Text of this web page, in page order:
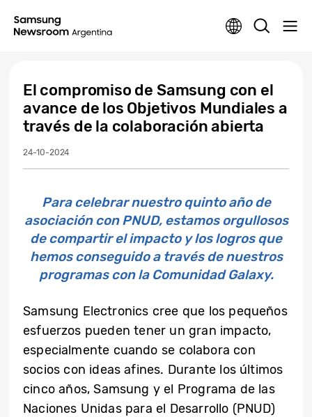
El compromiso de Samsung con el
avance de los Objetivos Mundiales a
través de la colaboración abierta
24-10-2024
Para celebrar nuestro quinto año de
asociación con PNUD, estamos orgullosos
de compartir el impacto y los logros que
hemos conseguido a través de nuestros
programas con la Comunidad Galaxy.
Samsung Electronics cree que los pequeños
esfuerzos pueden tener un gran impacto,
especialmente cuando se colabora con
socios con ideas afines. Durante los últimos
cinco años, Samsung y el Programa de las
Naciones Unidas para el Desarrollo (PNUD)